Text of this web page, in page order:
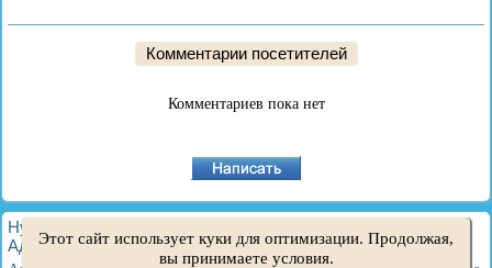
Комментарии посетителей
Комментариев пока нет
HyundaiBook.ru © 2018-2026
·
Администрация·Поиск по сайту·Владельцам Хендай
Этот сайт использует куки для оптимизации. Продолжая,
вы принимаете условия.